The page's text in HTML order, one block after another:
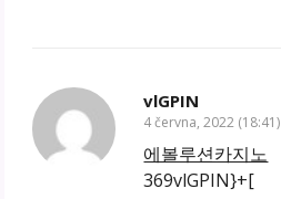
vlGPIN
4 června, 2022 (18:41)
에볼루션카지노
369vlGPIN}+[